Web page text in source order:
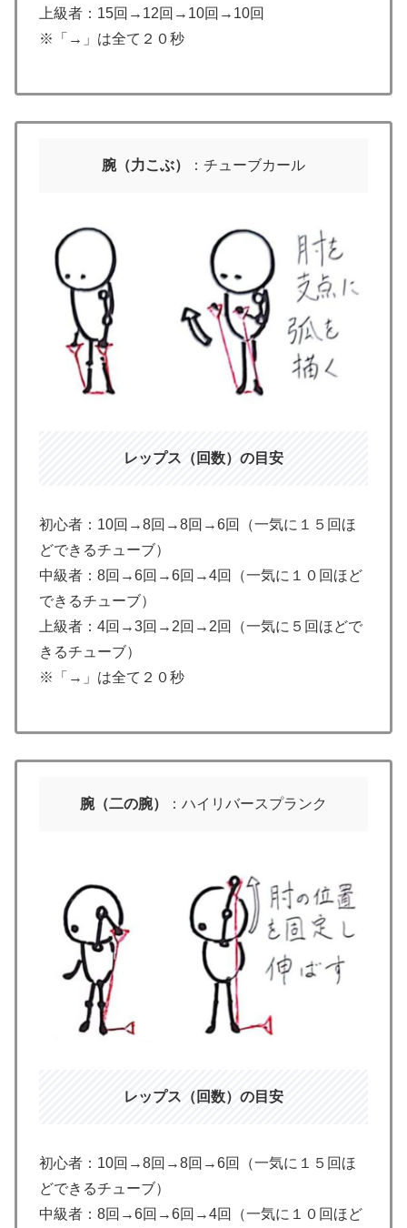
上級者：15回→12回→10回→10回
※「→」は全て２０秒
腕（力こぶ） ：チューブカール
レップス（回数）の目安
初心者：10回→8回→8回→6回（一気に１５回ほ
どできるチューブ）
中級者：8回→6回→6回→4回（一気に１０回ほど
できるチューブ）
上級者：4回→3回→2回→2回（一気に５回ほどで
きるチューブ）
※「→」は全て２０秒
腕（二の腕） ：ハイリバースプランク
レップス（回数）の目安
初心者：10回→8回→8回→6回（一気に１５回ほ
どできるチューブ）
中級者：8回→6回→6回→4回（一気に１０回ほど